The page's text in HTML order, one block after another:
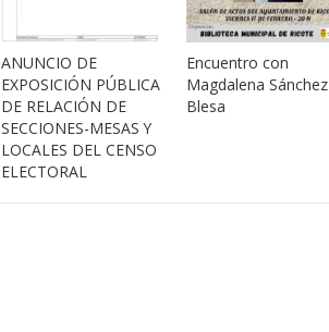
ANUNCIO DE
EXPOSICIÓN PÚBLICA
DE RELACIÓN DE
SECCIONES-MESAS Y
LOCALES DEL CENSO
ELECTORAL
Encuentro con
Magdalena Sánchez
Blesa